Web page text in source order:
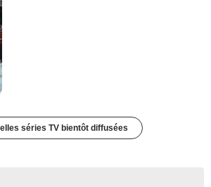
séries TV bientôt diffusées